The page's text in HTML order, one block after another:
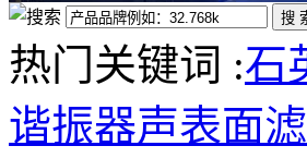
热门关键词 :石
谐振器声表面